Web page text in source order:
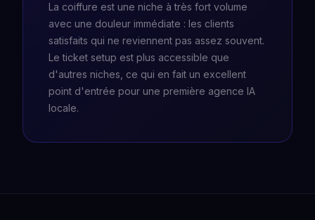
La coiffure est une niche à très fort volume
avec une douleur immédiate : les clients
satisfaits qui ne reviennent pas assez souvent.
Le ticket setup est plus accessible que
d'autres niches, ce qui en fait un excellent
point d'entrée pour une première agence IA
locale.